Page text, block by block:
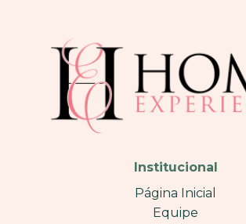
Institucional
Página Inicial
Equipe